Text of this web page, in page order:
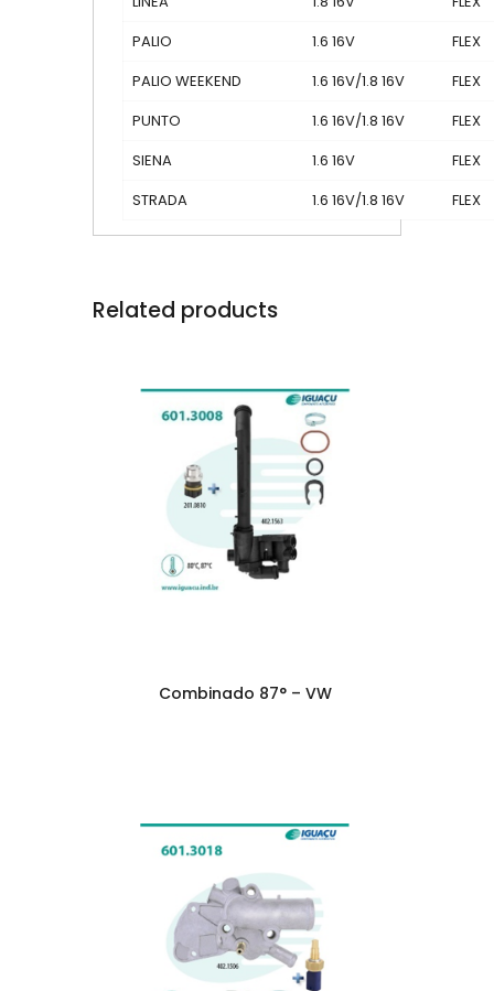
PALIO
1.6 16V
FLEX
PALIO WEEKEND
1.6 16V/1.8 16V
FLEX
PUNTO
1.6 16V/1.8 16V
FLEX
SIENA
1.6 16V
FLEX
STRADA
1.6 16V/1.8 16V FLEX
Related products
Combinado 87° – VW